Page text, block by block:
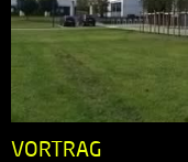
VORTRAG